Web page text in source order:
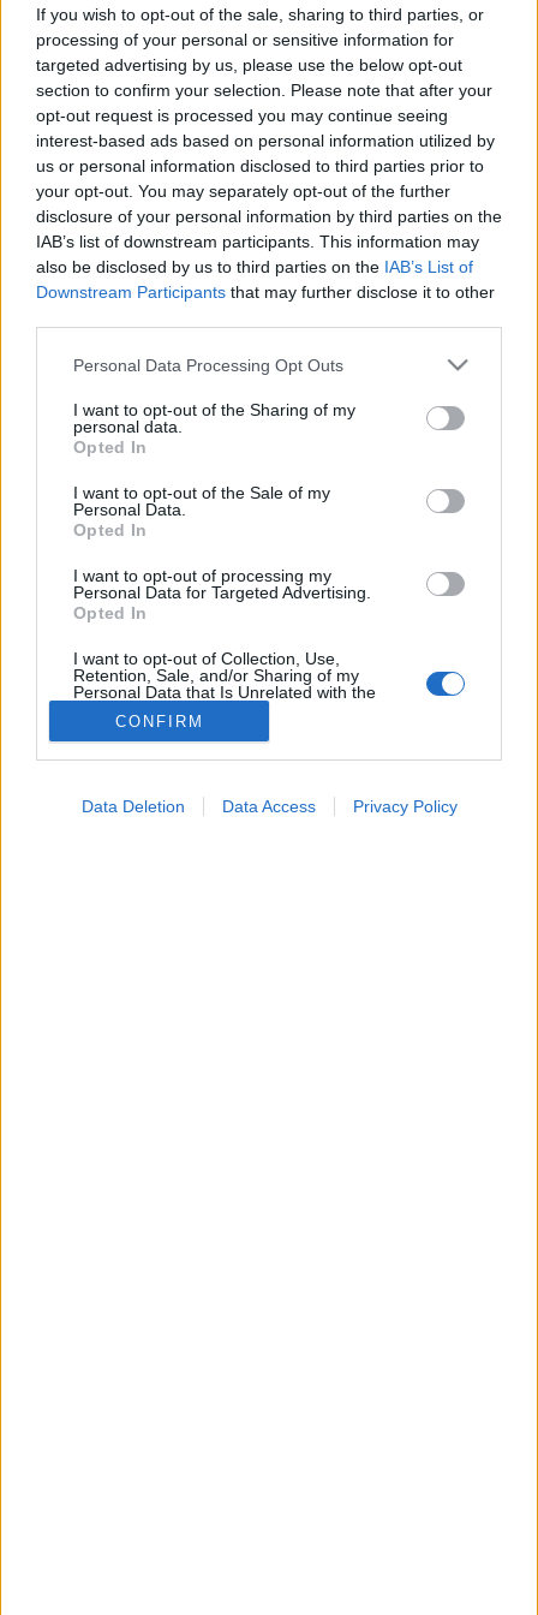
If you wish to opt-out of the sale, sharing to third parties, or
processing of your personal or sensitive information for
targeted advertising by us, please use the below opt-out
section to confirm your selection. Please note that after your
opt-out request is processed you may continue seeing
interest-based ads based on personal information utilized by
us or personal information disclosed to third parties prior to
your opt-out. You may separately opt-out of the further
disclosure of your personal information by third parties on the
IAB’s list of downstream participants. This information may
also be disclosed by us to third parties on the IAB’s List of
Downstream Participants that may further disclose it to other
Please note that this website/app uses one or more Google
not limited to your visit or usage behaviour. You may click to
grant or deny consent to Google and its third-party tags to
use your data for below specified purposes in below Google
consent section.
Personal Data Processing Opt Outs
I want to opt-out of the Sharing of my
personal data.
Opted In
I want to opt-out of the Sale of my
Personal Data.
Opted In
I want to opt-out of processing my
Personal Data for Targeted Advertising.
Opted In
I want to opt-out of Collection, Use,
Retention, Sale, and/or Sharing of my
Personal Data that Is Unrelated with the
Purposes for which it was collected.
Opted Out
CONFIRM
Data Deletion Data Access Privacy Policy
léphet életbe
2021. május 22. 10:18
Küldés Küldés Messengeren